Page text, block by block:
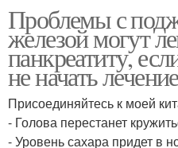
Проблемы с
железой могут
панкреатиту,
не начать
Присоединяйтесь к моей
- Голова перестанет
- Уровень сахара придет в